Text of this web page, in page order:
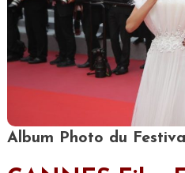
Album Photo du